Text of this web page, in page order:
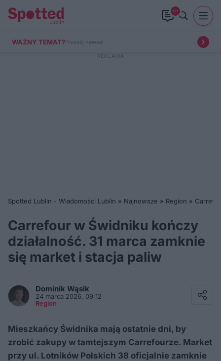
99+
WAŻNY TEMAT?Prześlij newsa!
Spotted Lublin - Wiadomości Lublin » Najnowsze » Region »
Carrefour w Świdniku kończy
działalność. 31 marca zamknie
się market i stacja paliw
Dominik Wąsik
24 marca 2026, 09:12
Region
Mieszkańcy Świdnika mają ostatnie dni, by
zrobić zakupy w tamtejszym Carrefourze. Market
przy ul. Lotników Polskich 38 oficjalnie zamknie